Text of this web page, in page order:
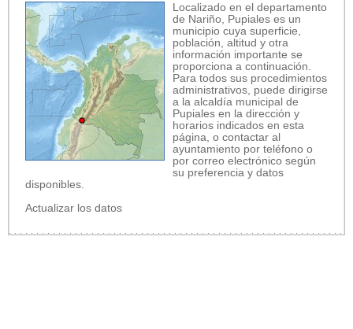
Localizado en el departamento
de Nariño, Pupiales es un
municipio cuya superficie,
población, altitud y otra
información importante se
proporciona a continuación.
Para todos sus procedimientos
administrativos, puede dirigirse
a la alcaldía municipal de
Pupiales en la dirección y
horarios indicados en esta
página, o contactar al
ayuntamiento por teléfono o
por correo electrónico según
su preferencia y datos
disponibles.
Actualizar los datos